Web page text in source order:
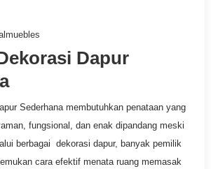
Dapur
Sederhana membutuhkan penataan yang
fungsional, dan enak dipandang meski
berbagai dekorasi dapur, banyak pemilik
cara efektif menata ruang memasak